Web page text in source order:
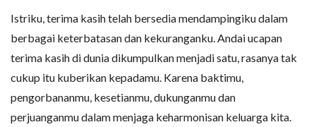
Istriku, terima kasih telah bersedia mendampingiku dalam
berbagai keterbatasan dan kekuranganku. Andai ucapan
terima kasih di dunia dikumpulkan menjadi satu, rasanya tak
cukup itu kuberikan kepadamu. Karena baktimu,
pengorbananmu, kesetianmu, dukunganmu dan
perjuanganmu dalam menjaga keharmonisan keluarga kita.